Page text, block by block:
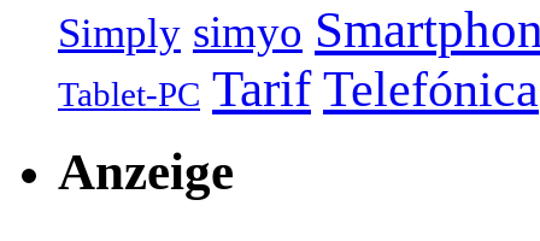
Simply simyo
Tablet-PC Tarif Telefónica
Anzeige